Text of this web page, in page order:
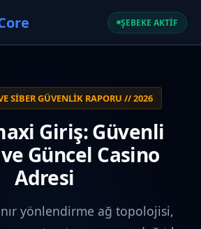
ŞEBEKE AKTİF
SIBER GÜVENLIK RAPORU // 2026
Giriş: Güvenli
Güncel Casino
Adresi
yönlendirme ağ topolojisi,